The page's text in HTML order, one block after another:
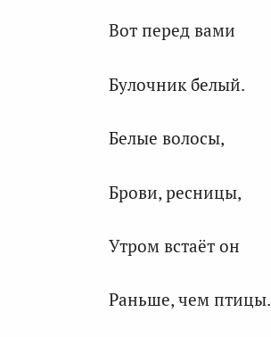
Вот перед вами
Булочник белый.
Белые волосы,
Брови, ресницы,
Утром встаёт он
Раньше, чем птицы.